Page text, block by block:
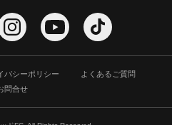
バシーポリシー
よくあるご質問
問合せ